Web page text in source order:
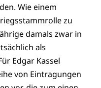
Wie einem
zu
damals zwar in
als
Edgar Kassel
von Eintragungen